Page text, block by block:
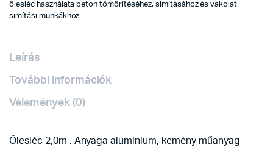
ölesléc használata beton tömörítéséhez, simításához és vakolat
simítási munkákhoz.
Leírás
További információk
Vélemények (0)
Ölesléc 2,0m . Anyaga aluminium, kemény műanyag